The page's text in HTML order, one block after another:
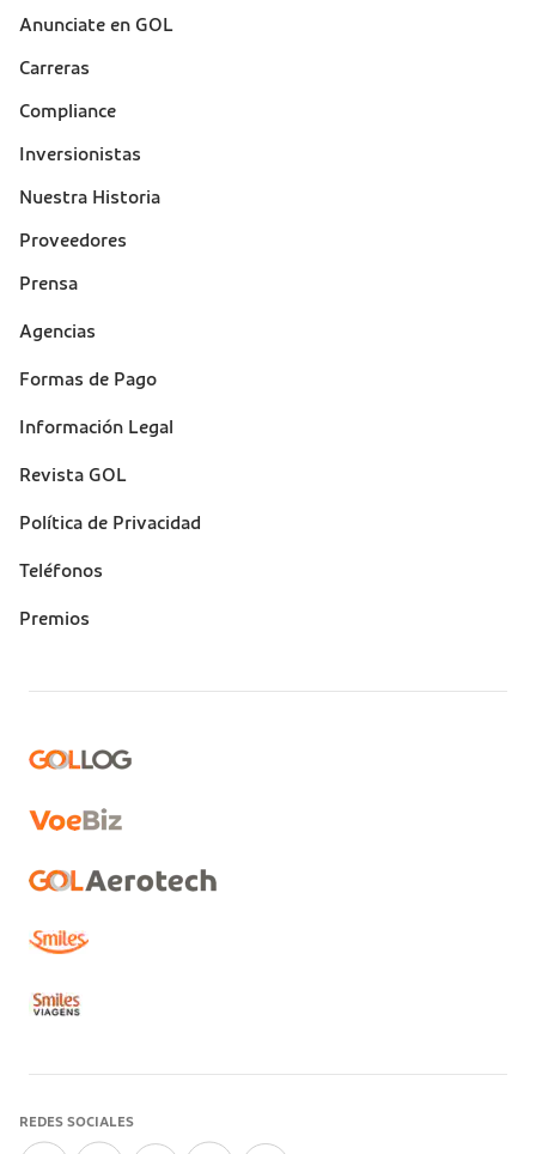
Sobre a Gol (footer)
Anunciate en GOL
Carreras
Compliance
Inversionistas
Nuestra Historia
Proveedores
Prensa
Suporte
Agencias
Formas de Pago
Información Legal
Revista GOL
Política de Privacidad
Teléfonos
Premios
REDES SOCIALES